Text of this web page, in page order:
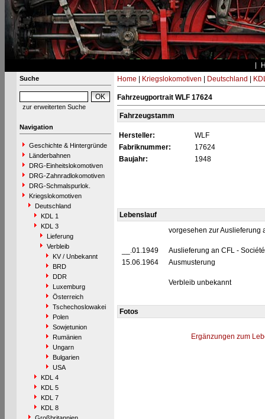
Suche
zur erweiterten Suche
Navigation
Geschichte & Hintergründe
Länderbahnen
DRG-Einheitslokomotiven
DRG-Zahnradlokomotiven
DRG-Schmalspurlok.
Kriegslokomotiven
Deutschland
KDL 1
KDL 3
Lieferung
Verbleib
KV / Unbekannt
BRD
DDR
Luxemburg
Österreich
Tschechoslowakei
Polen
Sowjetunion
Rumänien
Ungarn
Bulgarien
USA
KDL 4
KDL 5
KDL 7
KDL 8
Home Kriegslokomotiven Deutschland
Fahrzeugportrait WLF 17624
Fahrzeugstamm
Hersteller:
WLF
Fabriknummer:
17624
Baujahr:
1948
Lebenslauf
vorgesehen zur
__.01.1949
Auslieferung an CFL -
15.06.1964
Ausmusterung
Verbleib unbekannt
Fotos
Ergänzungen zum